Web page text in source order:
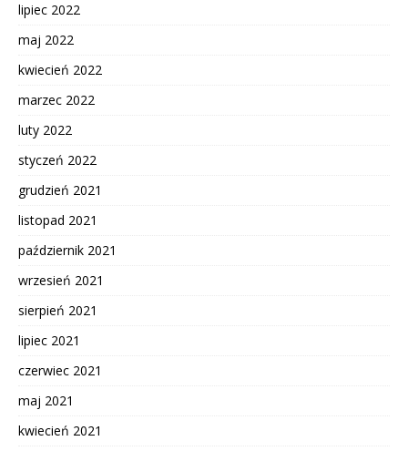
lipiec 2022
maj 2022
kwiecień 2022
marzec 2022
luty 2022
styczeń 2022
grudzień 2021
listopad 2021
październik 2021
wrzesień 2021
sierpień 2021
lipiec 2021
czerwiec 2021
maj 2021
kwiecień 2021